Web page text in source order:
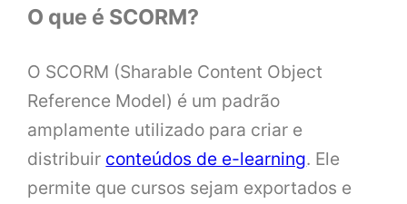
O que é SCORM?
O SCORM (Sharable Content Object
Reference Model) é um padrão
amplamente utilizado para criar e
distribuir conteúdos de e-learning. Ele
permite que cursos sejam exportados e